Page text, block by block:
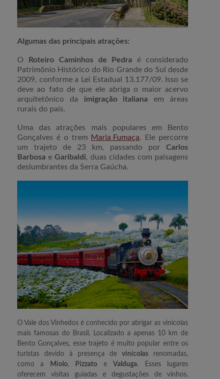
Algumas das principais atrações:
O Roteiro Caminhos de Pedra é considerado
Patrimônio Histórico do Rio Grande do Sul desde
2009, conforme a Lei Estadual 13.177/09. Isso se
deve ao fato de que ele abriga o maior acervo
arquitetônico da imigração italiana em áreas
rurais do país.
Uma das atrações mais populares em Bento
Gonçalves é o trem
Maria Fumaça. Ele percorre
um trajeto de 23 km, passando por Carlos
Barbosa e Garibaldi, duas cidades com paisagens
deslumbrantes da Serra Gaúcha.
O Vale dos Vinhedos é conhecido por abrigar as vinícolas
mais famosas do Brasil. Localizado a apenas 10 km de
Bento Gonçalves, esse trajeto é muito popular entre os
turistas devido à presença de vinícolas renomadas,
como a
Miolo, Pizzato e Valduga. Esses lugares
oferecem visitas guiadas e degustações de vinhos.